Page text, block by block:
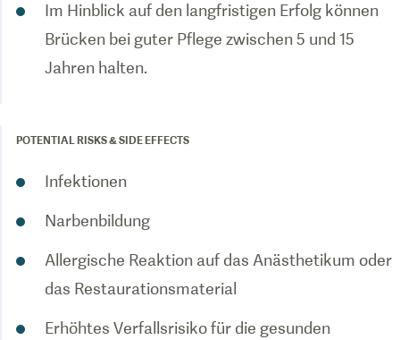
Im Hinblick auf den langfristigen Erfolg können
Brücken bei guter Pflege zwischen 5 und 15
Jahren halten.
POTENTIAL RISKS & SIDE EFFECTS
Infektionen
Narbenbildung
Allergische Reaktion auf das Anästhetikum oder
das Restaurationsmaterial
Erhöhtes Verfallsrisiko für die gesunden